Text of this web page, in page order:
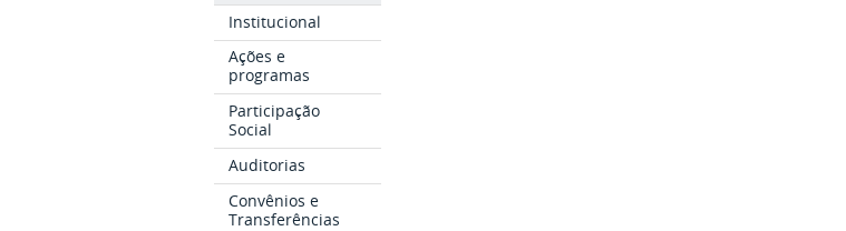
Institucional
Ações e
programas
Participação
Social
Auditorias
Convênios e
Transferências